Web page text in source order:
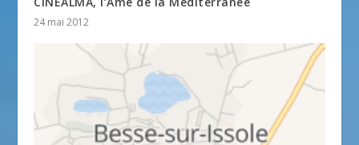
24 mai 2012